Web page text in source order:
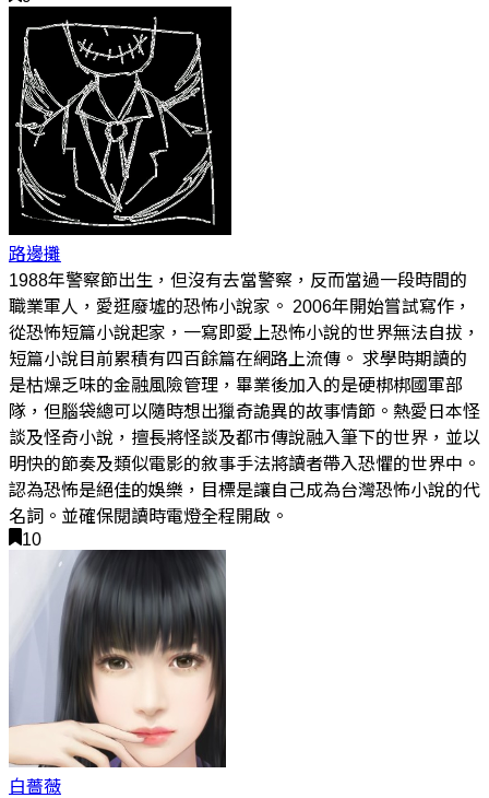
路邊攤
1988年警察節出生，但沒有去當警察，反而當過一段時間的
職業軍人，愛逛廢墟的恐怖小說家。 2006年開始嘗試寫作，
從恐怖短篇小說起家，一寫即愛上恐怖小說的世界無法自拔，
短篇小說目前累積有四百餘篇在網路上流傳。 求學時期讀的
是枯燥乏味的金融風險管理，畢業後加入的是硬梆梆國軍部
隊，但腦袋總可以隨時想出獵奇詭異的故事情節。熱愛日本怪
談及怪奇小說，擅長將怪談及都市傳說融入筆下的世界，並以
明快的節奏及類似電影的敘事手法將讀者帶入恐懼的世界中。
認為恐怖是絕佳的娛樂，目標是讓自己成為台灣恐怖小說的代
名詞。並確保閱讀時電燈全程開啟。
10
白薔薇